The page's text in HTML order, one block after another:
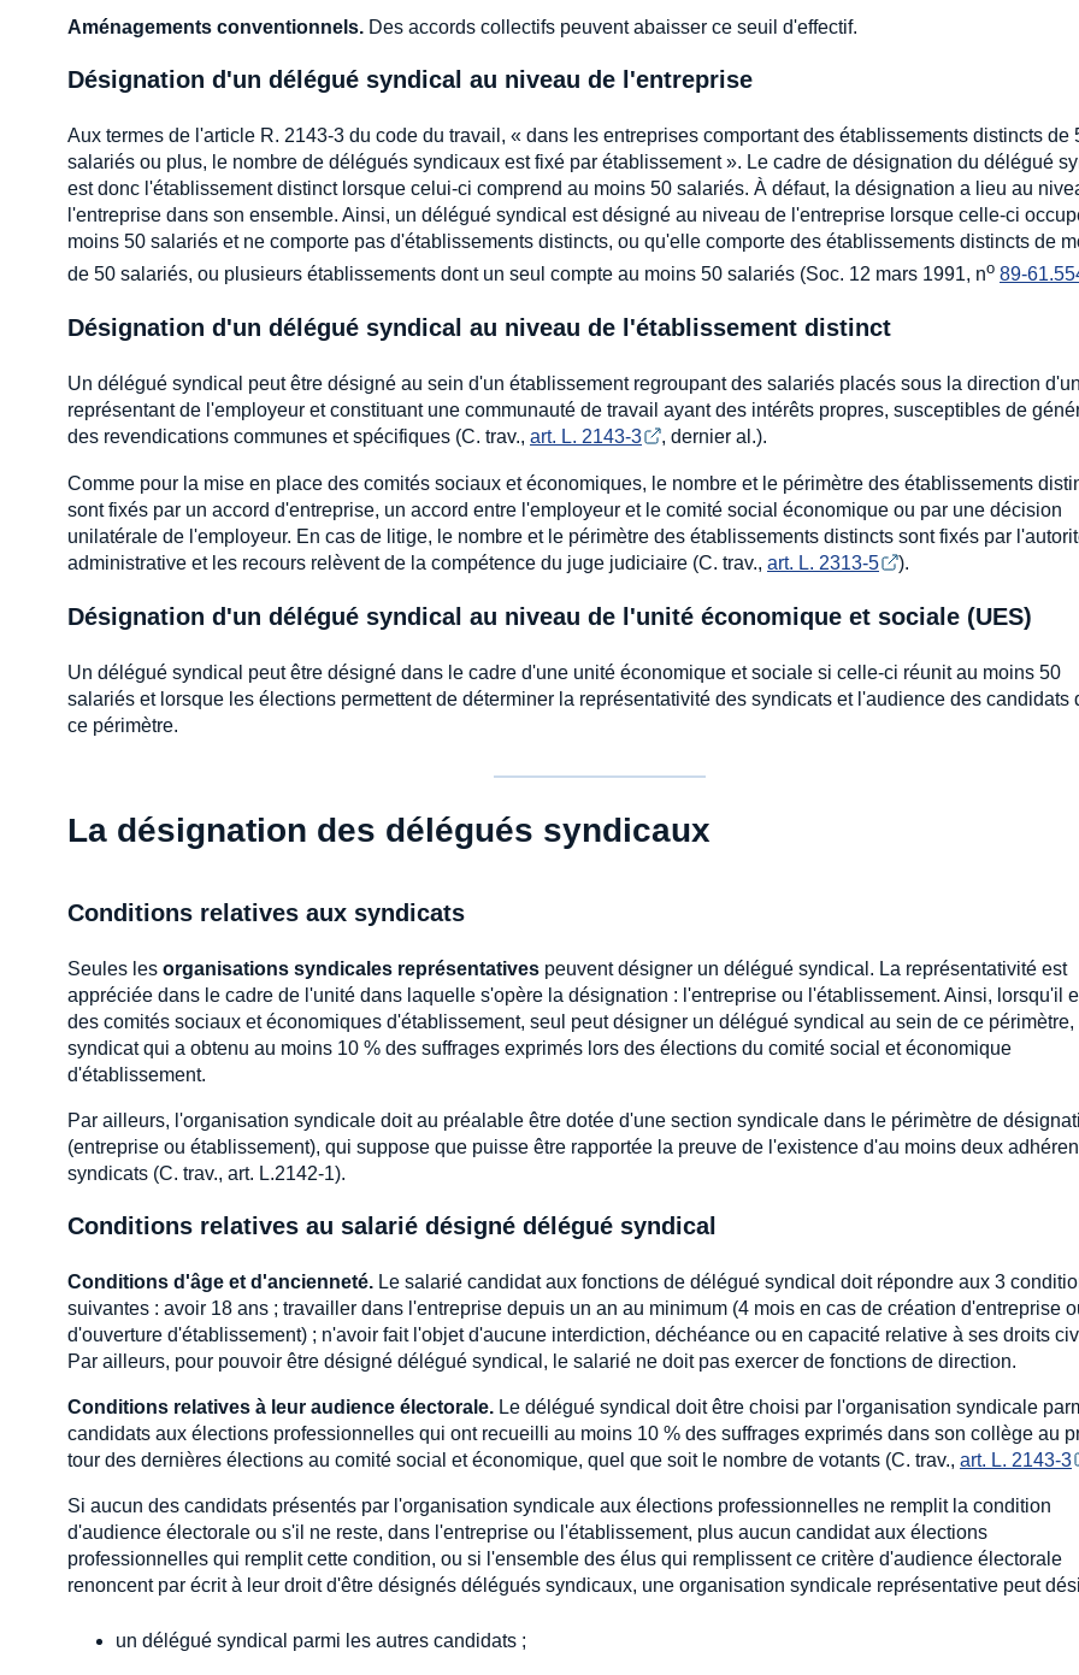
Aménagements conventionnels. Des accords collectifs peuvent abaisser ce seuil d'effectif.
Désignation d'un délégué syndical au niveau de l'entreprise
Aux termes de l'article R. 2143-3 du code du travail, « dans les entreprises comportant des établissements distincts de
salariés ou plus, le nombre de délégués syndicaux est fixé par établissement ». Le cadre de désignation du délégué
est donc l'établissement distinct lorsque celui-ci comprend au moins 50 salariés. À défaut, la désignation a lieu au
l'entreprise dans son ensemble. Ainsi, un délégué syndical est désigné au niveau de l'entreprise lorsque celle-ci
moins 50 salariés et ne comporte pas d'établissements distincts, ou qu'elle comporte des établissements distincts de
de 50 salariés, ou plusieurs établissements dont un seul compte au moins 50 salariés (Soc. 12 mars 1991, no 89-
Désignation d'un délégué syndical au niveau de l'établissement distinct
Un délégué syndical peut être désigné au sein d'un établissement regroupant des salariés placés sous la direction d'un
représentant de l'employeur et constituant une communauté de travail ayant des intérêts propres, susceptibles de
des revendications communes et spécifiques (C. trav., art. L. 2143-3 , dernier al.).
Comme pour la mise en place des comités sociaux et économiques, le nombre et le périmètre des établissements
sont fixés par un accord d'entreprise, un accord entre l'employeur et le comité social économique ou par une décision
unilatérale de l'employeur. En cas de litige, le nombre et le périmètre des établissements distincts sont fixés par
administrative et les recours relèvent de la compétence du juge judiciaire (C. trav., art. L. 2313-5 ).
Désignation d'un délégué syndical au niveau de l'unité économique et sociale (UES)
Un délégué syndical peut être désigné dans le cadre d'une unité économique et sociale si celle-ci réunit au moins 50
salariés et lorsque les élections permettent de déterminer la représentativité des syndicats et l'audience des candidats
ce périmètre.
La désignation des délégués syndicaux
Conditions relatives aux syndicats
Seules les organisations syndicales représentatives peuvent désigner un délégué syndical. La représentativité est
appréciée dans le cadre de l'unité dans laquelle s'opère la désignation : l'entreprise ou l'établissement. Ainsi, lorsqu'il
des comités sociaux et économiques d'établissement, seul peut désigner un délégué syndical au sein de ce périmètre,
syndicat qui a obtenu au moins 10 % des suffrages exprimés lors des élections du comité social et économique
d'établissement.
Par ailleurs, l'organisation syndicale doit au préalable être dotée d'une section syndicale dans le périmètre de
(entreprise ou établissement), qui suppose que puisse être rapportée la preuve de l'existence d'au moins deux
syndicats (C. trav., art. L.2142-1).
Conditions relatives au salarié désigné délégué syndical
Conditions d'âge et d'ancienneté. Le salarié candidat aux fonctions de délégué syndical doit répondre aux 3
suivantes : avoir 18 ans ; travailler dans l'entreprise depuis un an au minimum (4 mois en cas de création d'entreprise
d'ouverture d'établissement) ; n'avoir fait l'objet d'aucune interdiction, déchéance ou en capacité relative à ses droits
Par ailleurs, pour pouvoir être désigné délégué syndical, le salarié ne doit pas exercer de fonctions de direction.
Conditions relatives à leur audience électorale. Le délégué syndical doit être choisi par l'organisation syndicale
candidats aux élections professionnelles qui ont recueilli au moins 10 % des suffrages exprimés dans son collège au
tour des dernières élections au comité social et économique, quel que soit le nombre de votants (C. trav., art. L. 2143-3
Si aucun des candidats présentés par l'organisation syndicale aux élections professionnelles ne remplit la condition
d'audience électorale ou s'il ne reste, dans l'entreprise ou l'établissement, plus aucun candidat aux élections
professionnelles qui remplit cette condition, ou si l'ensemble des élus qui remplissent ce critère d'audience électorale
renoncent par écrit à leur droit d'être désignés délégués syndicaux, une organisation syndicale représentative peut
un délégué syndical parmi les autres candidats ;